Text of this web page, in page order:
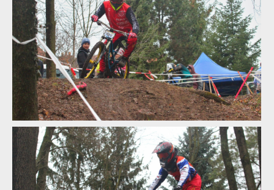
WBS: Bučovice zahájily sjezdovou sezónu a i Čert se přijel
zamazat